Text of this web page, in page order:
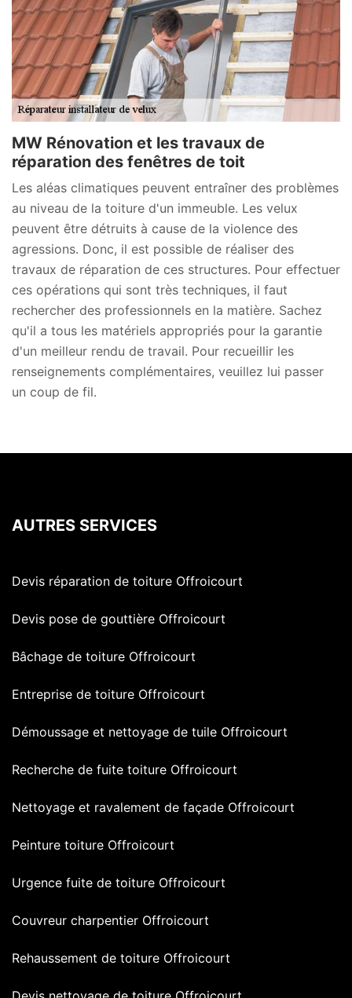
MW Rénovation et les travaux de
réparation des fenêtres de toit
Les aléas climatiques peuvent entraîner des problèmes
au niveau de la toiture d'un immeuble. Les velux
peuvent être détruits à cause de la violence des
agressions. Donc, il est possible de réaliser des
travaux de réparation de ces structures. Pour effectuer
ces opérations qui sont très techniques, il faut
rechercher des professionnels en la matière. Sachez
qu'il a tous les matériels appropriés pour la garantie
d'un meilleur rendu de travail. Pour recueillir les
renseignements complémentaires, veuillez lui passer
un coup de fil.
AUTRES SERVICES
Devis réparation de toiture Offroicourt
Devis pose de gouttière Offroicourt
Bâchage de toiture Offroicourt
Entreprise de toiture Offroicourt
Démoussage et nettoyage de tuile Offroicourt
Recherche de fuite toiture Offroicourt
Nettoyage et ravalement de façade Offroicourt
Peinture toiture Offroicourt
Urgence fuite de toiture Offroicourt
Couvreur charpentier Offroicourt
Rehaussement de toiture Offroicourt